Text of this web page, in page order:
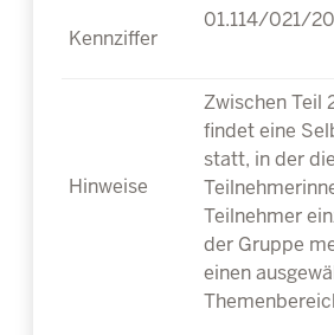
01.114/021/
Zwischen Teil
findet eine
statt, in der die
Teilnehmer
der Gruppe
einen